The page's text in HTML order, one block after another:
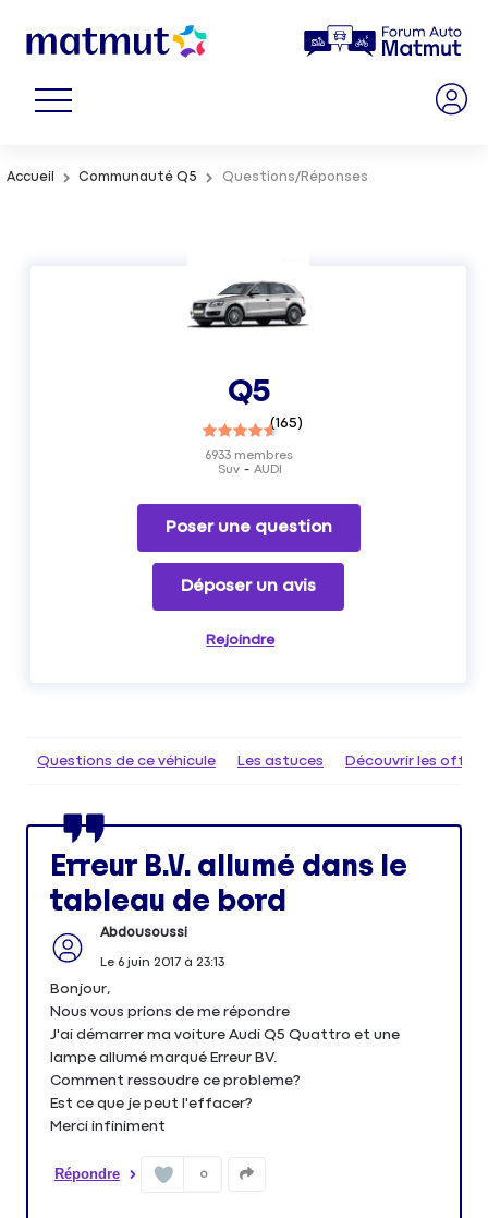
Accueil Communauté Q5 Questions/Réponses
Q5
(165)
Suv AUDI
6933membres
Poser une question
Déposer un avis
Rejoindre
Questions de ce véhicule Les astuces Découvrir les
Erreur B.V. allumé dans le
tableau de bord
Abdousoussi
Le 6 juin 2017à 23:13
Bonjour,
Nous vous prions de me répondre
J'ai démarrer ma voiture Audi Q5 Quattro et une
lampe allumé marqué Erreur BV.
Comment ressoudre ce probleme?
Est ce que je peut l'effacer?
Merci infiniment
Répondre 0